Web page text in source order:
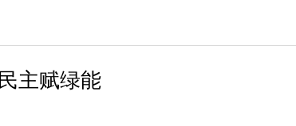
主赋绿能